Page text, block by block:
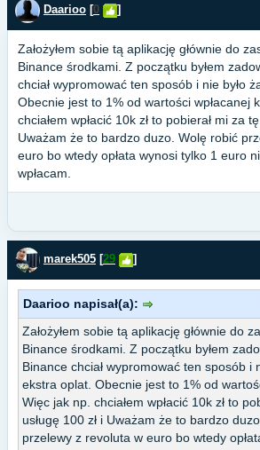
Daarioo [0 ]
Założyłem sobie tą aplikację głównie do
Binance środkami. Z początku byłem
chciał wypromować ten sposób i nie było
Obecnie jest to 1% od wartości wpłacanej
chciałem wpłacić 10k zł to pobierał mi za
Uważam że to bardzo duzo. Wolę robić
euro bo wtedy opłata wynosi tylko 1 euro
wpłacam.
marek505 [29 ]
Daarioo napisał(a):
Założyłem sobie tą aplikację głównie do
Binance środkami. Z początku byłem
Binance chciał wypromować ten sposób i
ekstra oplat. Obecnie jest to 1% od
Więc jak np. chciałem wpłacić 10k zł to
usługę 100 zł i Uważam że to bardzo
przelewy z revoluta w euro bo wtedy